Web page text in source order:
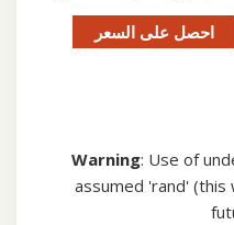
احصل على السعر
Warning: Use of
assumed 'rand' (this